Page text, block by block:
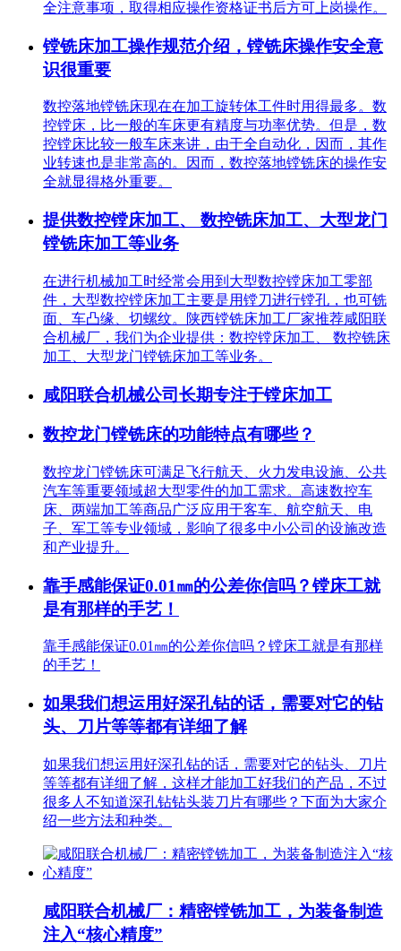
全注意事项，取得相应操作资格证书后方可上岗操作。
镗铣床加工操作规范介绍，镗铣床操作安全意
识很重要
数控落地镗铣床现在在加工旋转体工件时用得最多。数
控镗床，比一般的车床更有精度与功率优势。但是，数
控镗床比较一般车床来讲，由于全自动化，因而，其作
业转速也是非常高的。因而，数控落地镗铣床的操作安
全就显得格外重要。
提供数控镗床加工、 数控铣床加工、大型龙门
镗铣床加工等业务
在进行机械加工时经常会用到大型数控镗床加工零部
件，大型数控镗床加工主要是用镗刀进行镗孔，也可铣
面、车凸缘、切螺纹。陕西镗铣床加工厂家推荐咸阳联
合机械厂，我们为企业提供：数控镗床加工、 数控铣床
加工、大型龙门镗铣床加工等业务。
咸阳联合机械公司长期专注于镗床加工
数控龙门镗铣床的功能特点有哪些？
数控龙门镗铣床可满足飞行航天、火力发电设施、公共
汽车等重要领域超大型零件的加工需求。高速数控车
床、两端加工等商品广泛应用于客车、航空航天、电
子、军工等专业领域，影响了很多中小公司的设施改造
和产业提升。
靠手感能保证0.01㎜的公差你信吗？镗床工就
是有那样的手艺！
靠手感能保证0.01㎜的公差你信吗？镗床工就是有那样
的手艺！
如果我们想运用好深孔钻的话，需要对它的钻
头、刀片等等都有详细了解
如果我们想运用好深孔钻的话，需要对它的钻头、刀片
等等都有详细了解，这样才能加工好我们的产品，不过
很多人不知道深孔钻钻头装刀片有哪些？下面为大家介
绍一些方法和种类。
咸阳联合机械厂：精密镗铣加工，为装备制造
注入“核心精度”